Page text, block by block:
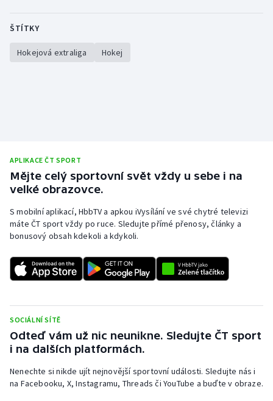
ŠTÍTKY
Hokejová extraliga Hokej
APLIKACE ČT SPORT
Mějte celý sportovní svět vždy u sebe i na
velké obrazovce.
S mobilní aplikací, HbbTV a apkou iVysílání ve své chytré televizi
máte ČT sport vždy po ruce. Sledujte přímé přenosy, články a
bonusový obsah kdekoli a kdykoli.
SOCIÁLNÍ SÍTĚ
Odteď vám už nic neunikne. Sledujte ČT sport
i na dalších platformách.
Nenechte si nikde ujít nejnovější sportovní události. Sledujte nás i
na Facebooku, X, Instagramu, Threads či YouTube a buďte v obraze.